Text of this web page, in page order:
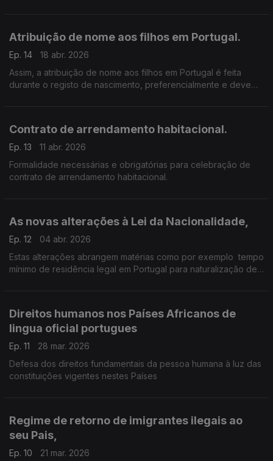
Atribuição de nome aos filhos em Portugal.
Ep. 14
18 abr. 2026
Assim, a atribuição de nome aos filhos em Portugal é feita
durante o registo de nascimento, preferencialmente e deve
Contrato de arrendamento habitacional.
Ep. 13
11 abr. 2026
Formalidade necessárias e obrigatórias para celebração de
contrato de arrendamento habitacional.
As novas alterações à Lei da Nacionalidade,
Ep. 12
04 abr. 2026
Estas alterações abrangem matérias como por exemplo tempo
mínimo de residência legal em Portugal para naturalização de
Direitos humanos nos Países Africanos de
lingua oficial portugues
Ep. 11
28 mar. 2026
Defesa dos direitos fundamentais da pessoa humana à luz das
constituições vigentes nestes Países
Regime de retorno de imigrantes ilegais ao
seu Pais,
Ep. 10 21 mar. 2026